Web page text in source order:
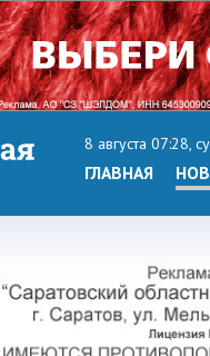
8 августа 07:28,
ГЛАВНАЯ